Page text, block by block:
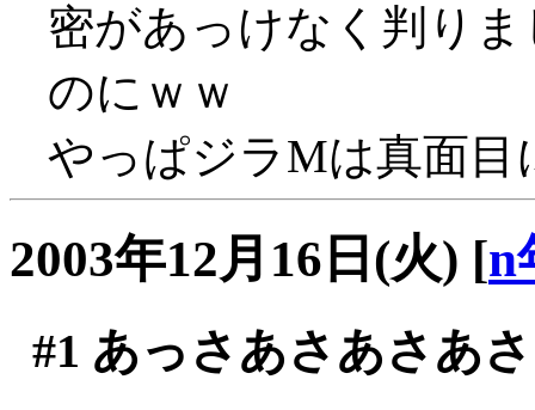
密があっけなく判り
のにｗｗ
やっぱジラMは真面
2003年12月16日(火) [n
#1 あっさあさあさあ